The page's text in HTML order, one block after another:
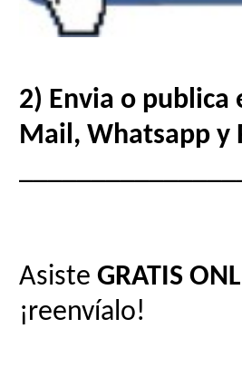
2) Envia o
Mail, Whatsapp y
Asiste GRATIS
¡reenvíalo!